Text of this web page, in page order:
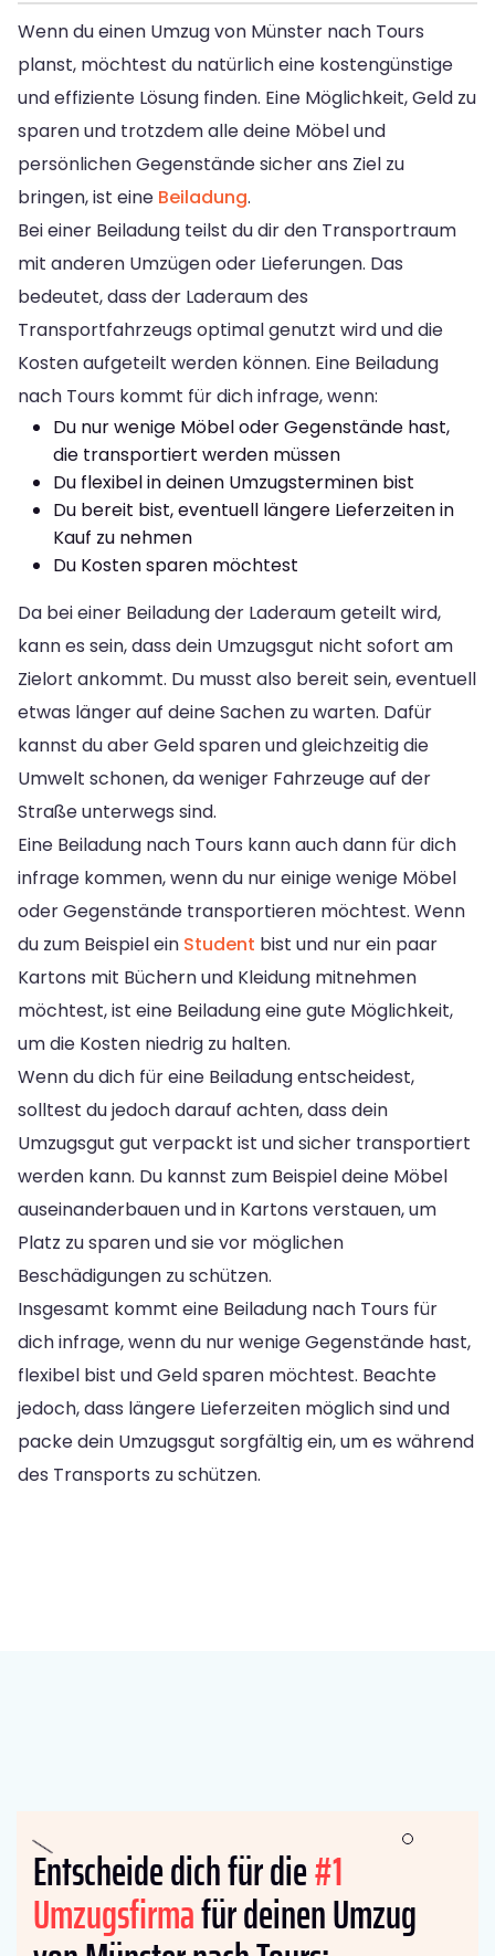
Wenn du einen Umzug von Münster nach Tours
planst, möchtest du natürlich eine kostengünstige
und effiziente Lösung finden. Eine Möglichkeit, Geld zu
sparen und trotzdem alle deine Möbel und
persönlichen Gegenstände sicher ans Ziel zu
bringen, ist eine Beiladung.
Bei einer Beiladung teilst du dir den Transportraum
mit anderen Umzügen oder Lieferungen. Das
bedeutet, dass der Laderaum des
Transportfahrzeugs optimal genutzt wird und die
Kosten aufgeteilt werden können. Eine Beiladung
nach Tours kommt für dich infrage, wenn:
Du nur wenige Möbel oder Gegenstände hast,
die transportiert werden müssen
Du flexibel in deinen Umzugsterminen bist
Du bereit bist, eventuell längere Lieferzeiten in
Kauf zu nehmen
Du Kosten sparen möchtest
Da bei einer Beiladung der Laderaum geteilt wird,
kann es sein, dass dein Umzugsgut nicht sofort am
Zielort ankommt. Du musst also bereit sein, eventuell
etwas länger auf deine Sachen zu warten. Dafür
kannst du aber Geld sparen und gleichzeitig die
Umwelt schonen, da weniger Fahrzeuge auf der
Straße unterwegs sind.
Eine Beiladung nach Tours kann auch dann für dich
infrage kommen, wenn du nur einige wenige Möbel
oder Gegenstände transportieren möchtest. Wenn
du zum Beispiel ein Student bist und nur ein paar
Kartons mit Büchern und Kleidung mitnehmen
möchtest, ist eine Beiladung eine gute Möglichkeit,
um die Kosten niedrig zu halten.
Wenn du dich für eine Beiladung entscheidest,
solltest du jedoch darauf achten, dass dein
Umzugsgut gut verpackt ist und sicher transportiert
werden kann. Du kannst zum Beispiel deine Möbel
auseinanderbauen und in Kartons verstauen, um
Platz zu sparen und sie vor möglichen
Beschädigungen zu schützen.
Insgesamt kommt eine Beiladung nach Tours für
dich infrage, wenn du nur wenige Gegenstände hast,
flexibel bist und Geld sparen möchtest. Beachte
jedoch, dass längere Lieferzeiten möglich sind und
packe dein Umzugsgut sorgfältig ein, um es während
des Transports zu schützen.
Entscheide dich für die#1
Umzugsfirmafür deinen Umzug